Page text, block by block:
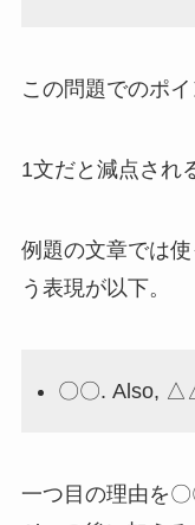
この問題でのポ
1文だと減点され
例題の文章では
う表現が以下。
〇〇. Also,
一つ目の理由を